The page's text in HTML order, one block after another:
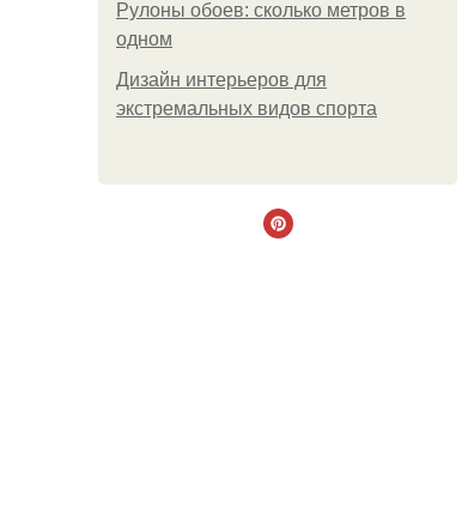
Рулоны обоев: сколько метров в
одном
Дизайн интерьеров для
экстремальных видов спорта